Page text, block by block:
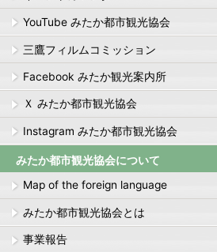
YouTube みたか都市観光協会
三鷹フィルムコミッション
Facebook みたか観光案内所
Ｘ みたか都市観光協会
Instagram みたか都市観光協会
みたか都市観光協会について
Map of the foreign language
みたか都市観光協会とは
事業報告